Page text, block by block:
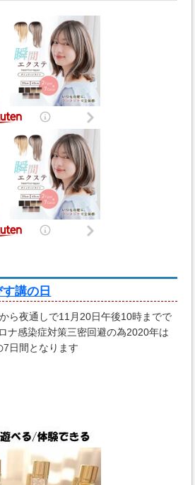
講の日
ら夜通しで11月20日午後10時までで
ナ感染症対策三密回避の為2020年は
日間となります